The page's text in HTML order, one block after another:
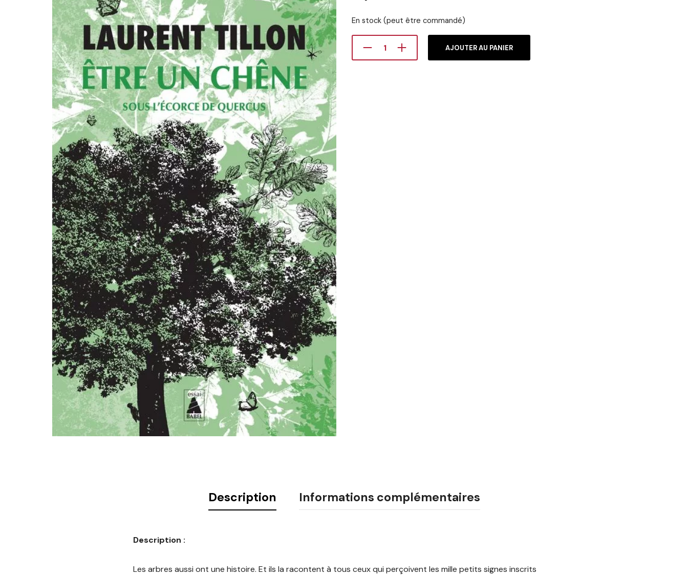
En stock (peut être commandé)
AJOUTER AU PANIER
Description Informations complémentaires
Description :
Les arbres aussi ont une histoire. Et ils la racontent à tous ceux qui perçoivent les mille petits signes inscrits